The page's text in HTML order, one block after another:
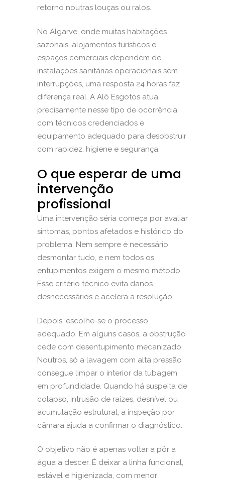
retorno noutras louças ou ralos.
No Algarve, onde muitas habitações
sazonais, alojamentos turísticos e
espaços comerciais dependem de
instalações sanitárias operacionais sem
interrupções, uma resposta 24 horas faz
diferença real. A Alô Esgotos atua
precisamente nesse tipo de ocorrência,
com técnicos credenciados e
equipamento adequado para desobstruir
com rapidez, higiene e segurança.
O que esperar de uma
intervenção
profissional
Uma intervenção séria começa por avaliar
sintomas, pontos afetados e histórico do
problema. Nem sempre é necessário
desmontar tudo, e nem todos os
entupimentos exigem o mesmo método.
Esse critério técnico evita danos
desnecessários e acelera a resolução.
Depois, escolhe-se o processo
adequado. Em alguns casos, a obstrução
cede com desentupimento mecanizado.
Noutros, só a lavagem com alta pressão
consegue limpar o interior da tubagem
em profundidade. Quando há suspeita de
colapso, intrusão de raízes, desnível ou
acumulação estrutural, a inspeção por
câmara ajuda a confirmar o diagnóstico.
O objetivo não é apenas voltar a pôr a
água a descer. É deixar a linha funcional,
estável e higienizada, com menor